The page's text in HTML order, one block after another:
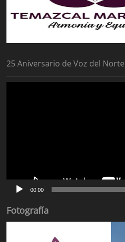
25 Aniversario de Voz del Norte
00:00
Fotografía